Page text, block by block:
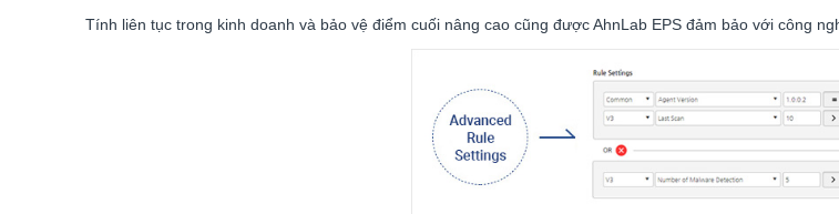
Tính liên tục trong kinh doanh và bảo vệ điểm cuối nâng cao cũng được AhnLab EPS đảm bảo với công